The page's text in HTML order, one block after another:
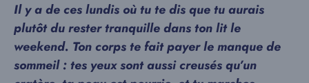
Il y a de ces lundis où tu te dis que tu aurais
plutôt du rester tranquille dans ton lit le
weekend. Ton corps te fait payer le manque de
sommeil : tes yeux sont aussi creusés qu’un